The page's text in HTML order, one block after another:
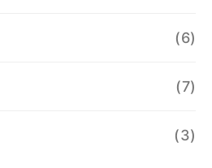
(6)
(7)
(3)